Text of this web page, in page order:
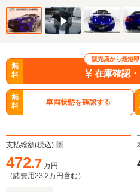
販売店から最短
無
料
在庫確認
無
料
車両状態を確認する
支払総額(税込)
472.7 万円
（諸費用23.2万円含む）